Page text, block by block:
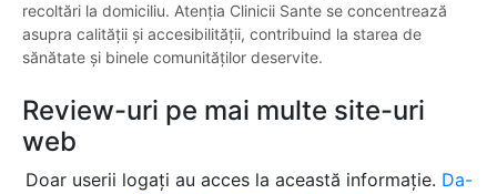
recoltări la domiciliu. Atenția Clinicii Sante se concentrează
asupra calității și accesibilității, contribuind la starea de
sănătate și binele comunităților deservite.
Review-uri pe mai multe site-uri
web
Doar userii logați au acces la această informație. Da-